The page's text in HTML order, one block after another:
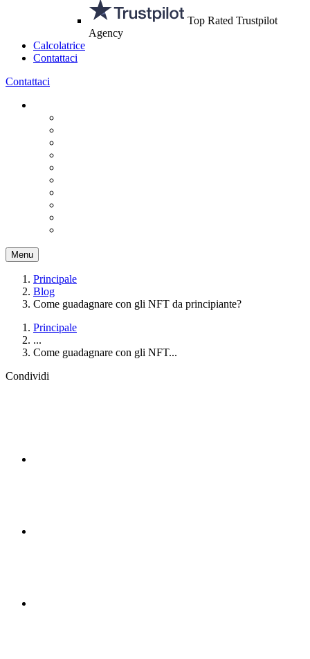
Top Rated Trustpilot
Agency
Calcolatrice
Contattaci
Contattaci
Menu
Principale
Blog
Come guadagnare con gli NFT da principiante?
Principale
...
Come guadagnare con gli NFT...
Condividi